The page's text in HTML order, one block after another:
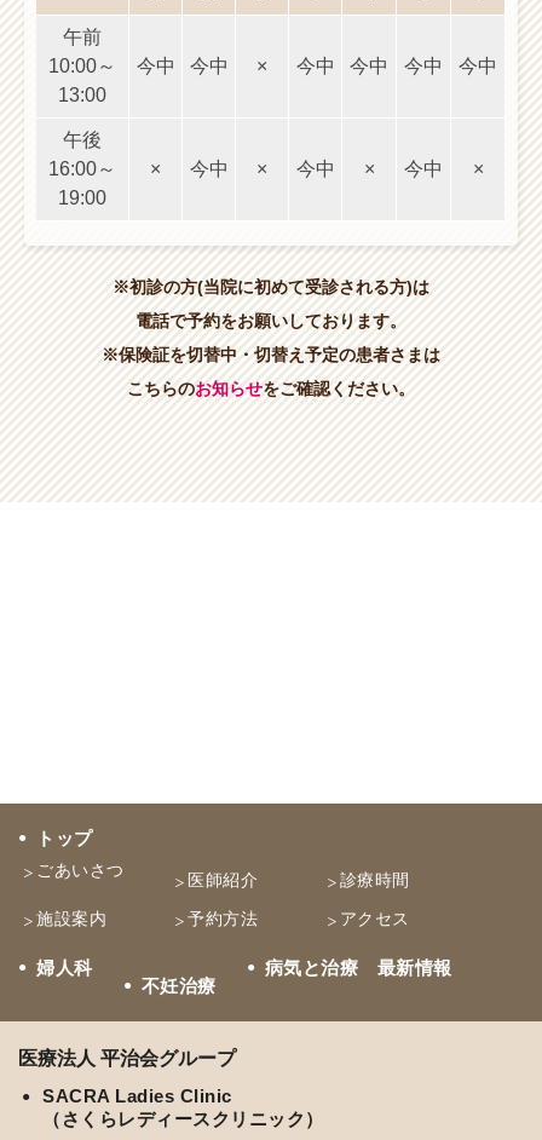
午前
10:00～
13:00
今中 今中 × 今中 今中 今中 今中
午後
16:00～
19:00
× 今中 × 今中 × 今中 ×
※初診の方(当院に初めて受診される方)は
電話で予約をお願いしております。
※保険証を切替中・切替え予定の患者さまは
こちらのお知らせをご確認ください。
トップ
ごあいさつ 医師紹介
診療時間
施設案内
予約方法 アクセス
婦人科
不妊治療
病気と治療 最新情報
医療法人 平治会グループ
SACRA Ladies Clinic
（さくらレディースクリニック）